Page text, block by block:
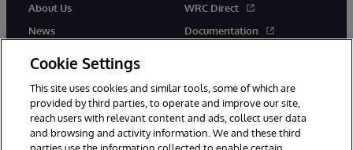
About Us
News
WRC Direct
Documentation
Cookie Settings
This site uses cookies and similar tools, some of which are
provided by third parties, to operate and improve our site,
reach users with relevant content and ads, collect user data
and browsing and activity information. We and these third